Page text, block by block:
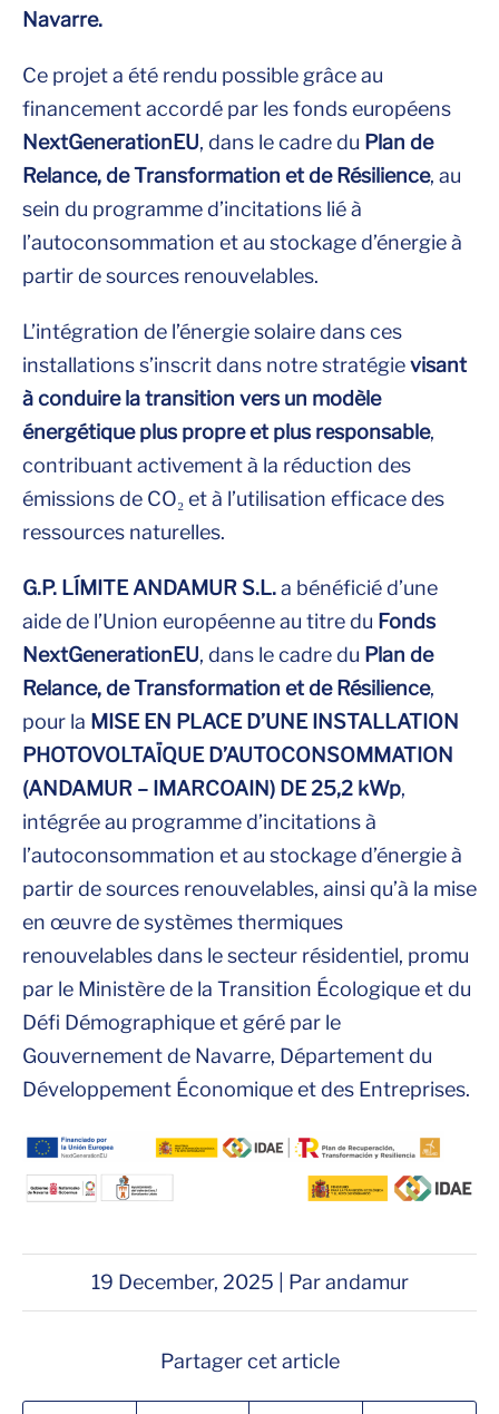
Navarre.
Ce projet a été rendu possible grâce au
financement accordé par les fonds européens
NextGenerationEU, dans le cadre du Plan de
Relance, de Transformation et de Résilience, au
sein du programme d’incitations lié à
l’autoconsommation et au stockage d’énergie à
partir de sources renouvelables.
L’intégration de l’énergie solaire dans ces
installations s’inscrit dans notre stratégievisant
à conduire la transition vers un modèle
énergétique plus propre et plus responsable,
contribuant activement à la réduction des
émissions de CO₂ et à l’utilisation efficace des
ressources naturelles.
G.P. LÍMITE ANDAMUR S.L.a bénéficié d’une
aide de l’Union européenne au titre du Fonds
NextGenerationEU, dans le cadre du Plan de
Relance, de Transformation et de Résilience,
pour la MISE EN PLACE D’UNE INSTALLATION
PHOTOVOLTAÏQUE D’AUTOCONSOMMATION
(ANDAMUR – IMARCOAIN) DE 25,2 kWp,
intégrée au programme d’incitations à
l’autoconsommation et au stockage d’énergie à
partir de sources renouvelables, ainsi qu’à la mise
en œuvre de systèmes thermiques
renouvelables dans le secteur résidentiel, promu
par le Ministère de la Transition Écologique et du
Défi Démographique et géré par le
Gouvernement de Navarre, Département du
Développement Économique et des Entreprises.
19 December, 2025 | Par andamur
Partager cet article